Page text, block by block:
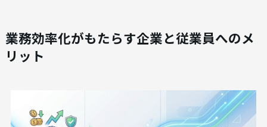
業務効率化がもたらす企業と従業員へのメ
リット